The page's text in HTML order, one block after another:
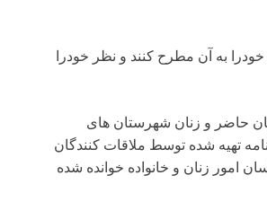
به آن مطرح کنند و نظر خودرا
حاضر و زنان شهرستان های
تهیه شده توسط ملاقات کنندگان
امور زنان و خانواده خوانده شده